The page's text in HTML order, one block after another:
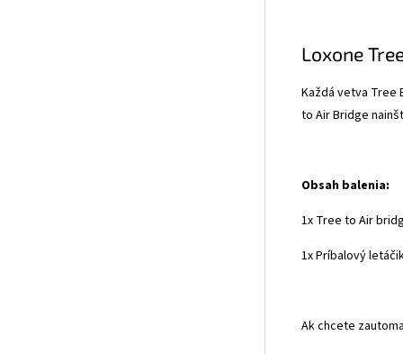
Loxone
Každá vetva Tree
to Air Bridge
Obsah balenia:
1x Tree to Air
1x Príbalový
Ak chcete